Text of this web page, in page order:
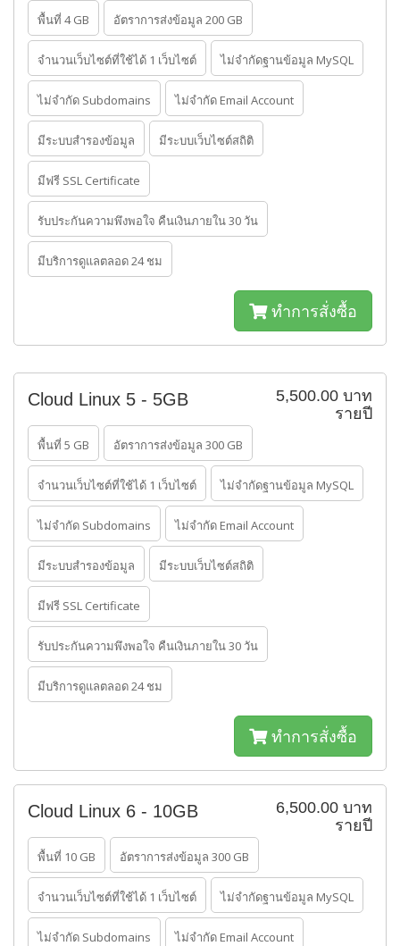
พื้นที่ 4 GB อัตราการส่งข้อมูล 200 GB
จำนวนเว็บไซต์ที่ใช้ได้ 1 เว็บไซต์ ไม่จำกัดฐานข้อมูล MySQL
ไม่จำกัด Subdomains ไม่จำกัด Email Account
มีระบบสำรองข้อมูล มีระบบเว็บไซต์สถิติ
มีฟรี SSL Certificate
รับประกันความพึงพอใจ คืนเงินภายใน 30 วัน
มีบริการดูแลตลอด 24 ชม
ทำการสั่งซื้อ
5,500.00 บาท
รายปี
Cloud Linux 5 - 5GB
พื้นที่ 5 GB อัตราการส่งข้อมูล 300 GB
จำนวนเว็บไซต์ที่ใช้ได้ 1 เว็บไซต์ ไม่จำกัดฐานข้อมูล MySQL
ไม่จำกัด Subdomains ไม่จำกัด Email Account
มีระบบสำรองข้อมูล มีระบบเว็บไซต์สถิติ
มีฟรี SSL Certificate
รับประกันความพึงพอใจ คืนเงินภายใน 30 วัน
มีบริการดูแลตลอด 24 ชม
ทำการสั่งซื้อ
6,500.00 บาท
รายปี
Cloud Linux 6 - 10GB
พื้นที่ 10 GB อัตราการส่งข้อมูล 300 GB
จำนวนเว็บไซต์ที่ใช้ได้ 1 เว็บไซต์ ไม่จำกัดฐานข้อมูล MySQL
ไม่จำกัด Subdomains ไม่จำกัด Email Account